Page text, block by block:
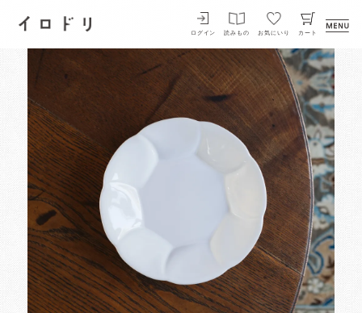
イロドリ
ログイン 読みもの お気にいり カート